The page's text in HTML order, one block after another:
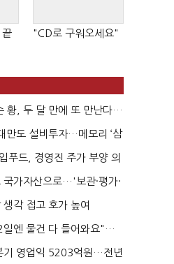
끝
"CD로 구워오세요"
황, 두 달 만에 또 만난다…
...
만도 설비투자…메모리 ‘삼
푸드, 경영진 주가 부양 의
...
국가자산으로…'보관·평가·
...
각 접고 호가 높여
한 한 채' 20...
엔 물건 다 들어와요"…
며 문 연 ...
기 영업익 5203억원…전년